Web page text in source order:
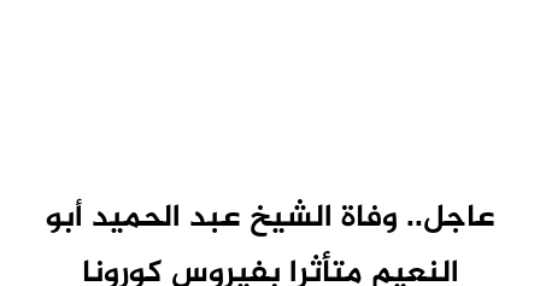
عاجل.. وفاة الشيخ عبد الحميد أبو
النعيم متأثرا بفيروس كورونا